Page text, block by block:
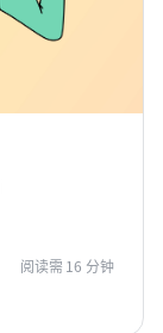
阅读需 16 分钟